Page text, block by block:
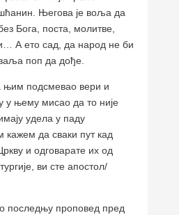
Његова је воља да
Бога, поста, молитве,
А ето сад, да народ не би
поп да дође.
њим подсмевао вери и
у њему мисао да то није
удела у паду
кажем да сваки пут кад
и одговарате их од
ви сте апостол/
последњу проповед пред